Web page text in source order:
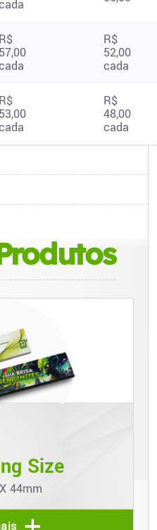
R$
57,00
R$
52,00
cada
R$
53,00
R$
48,00
cada
Size
44mm